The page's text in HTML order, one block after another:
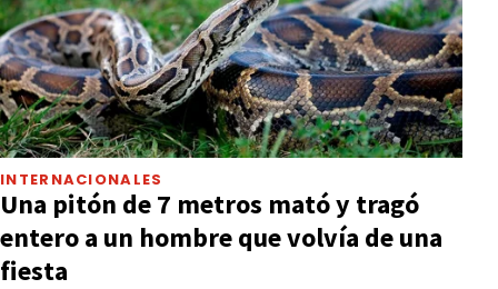
INTERNACIONALES
Una pitón de 7 metros mató y tragó
entero a un hombre que volvía de una
fiesta